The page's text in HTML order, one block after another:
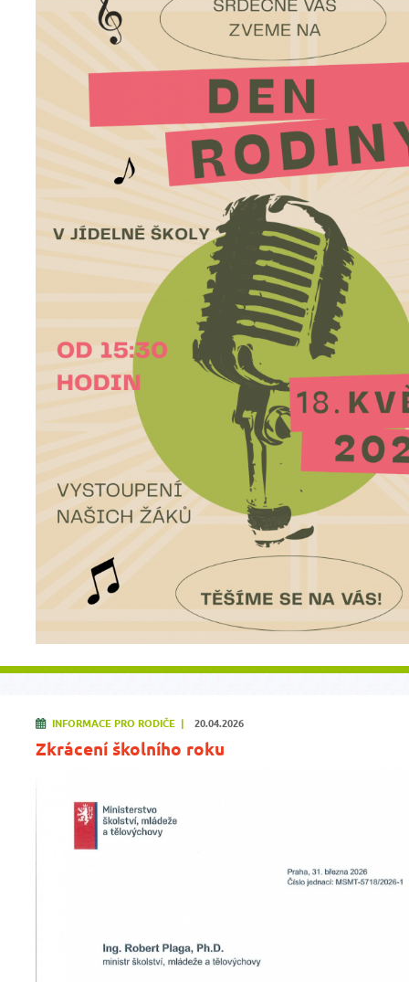
INFORMACE PRO RODIČE | 20.04.2026
Zkrácení školního roku